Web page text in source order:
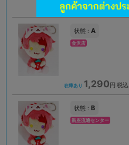
在庫あり 1,690円 税込
状態 : A
金沢店
在庫あり 1,290 円 税込
状態 : B
新座流通センター